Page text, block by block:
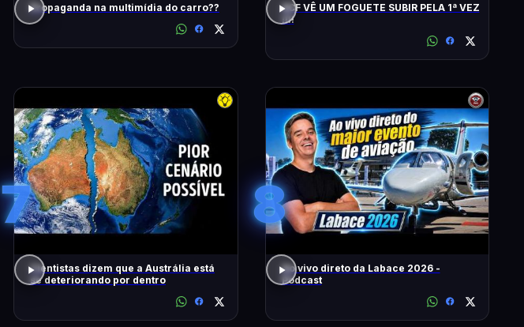
Propaganda na multimídia do carro??
ACF VÊ UM FOGUETE SUBIR PELA 1ª VEZ
!!!!
7
Cientistas dizem que a Austrália está
se deteriorando por dentro
8
Ao vivo direto da Labace 2026 -
Podcast